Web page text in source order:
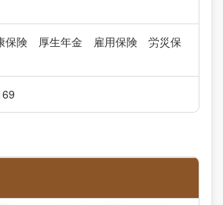
保険 厚生年金 雇用保険 労災保